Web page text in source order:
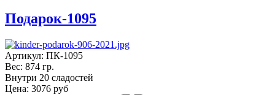
Подарок-1095
Артикул: ПК-1095
Вес: 874 гр.
Внутри 20 сладостей
Цена: 3076 руб